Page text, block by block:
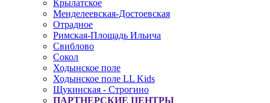
Крылатское
Менделеевская-Достоевская
Отрадное
Римская-Площадь Ильича
Свиблово
Сокол
Ходынское поле
Ходынское поле LL Kids
Щукинская - Строгино
ПАРТНЕРСКИЕ ЦЕНТРЫ